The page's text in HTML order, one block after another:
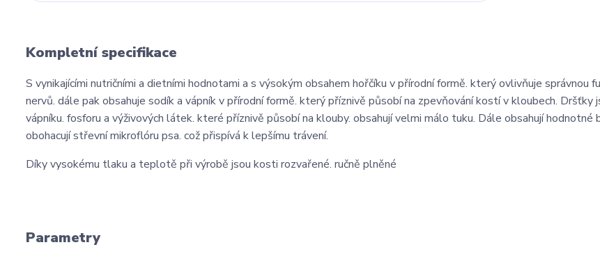
Kompletní specifikace
S vynikajícími nutričními a dietními hodnotami a s výsokým obsahem hořčíku v přírodní formě. který ovlivňuje správnou
nervů. dále pak obsahuje sodík a vápník v přírodní formě. který příznivě působí na zpevňování kostí v kloubech. Dršťky
vápníku. fosforu a výživových látek. které příznivě působí na klouby. obsahují velmi málo tuku. Dále obsahují hodnotné
obohacují střevní mikroflóru psa. což přispívá k lepšímu trávení.
Díky vysokému tlaku a teplotě při výrobě jsou kosti rozvařené. ručně plněné
Parametry